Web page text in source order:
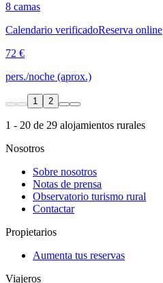
8 camas
Calendario verificadoReserva online
72 €
pers./noche (aprox.)
1 2
1 - 20 de 29 alojamientos rurales
Nosotros
Sobre nosotros
Notas de prensa
Observatorio turismo rural
Contactar
Propietarios
Aumenta tus reservas
Viajeros